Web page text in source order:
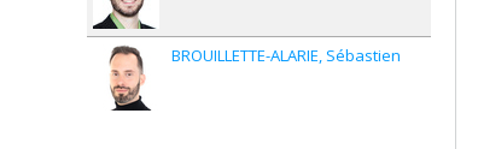
BROUILLETTE-ALARIE Sébastien